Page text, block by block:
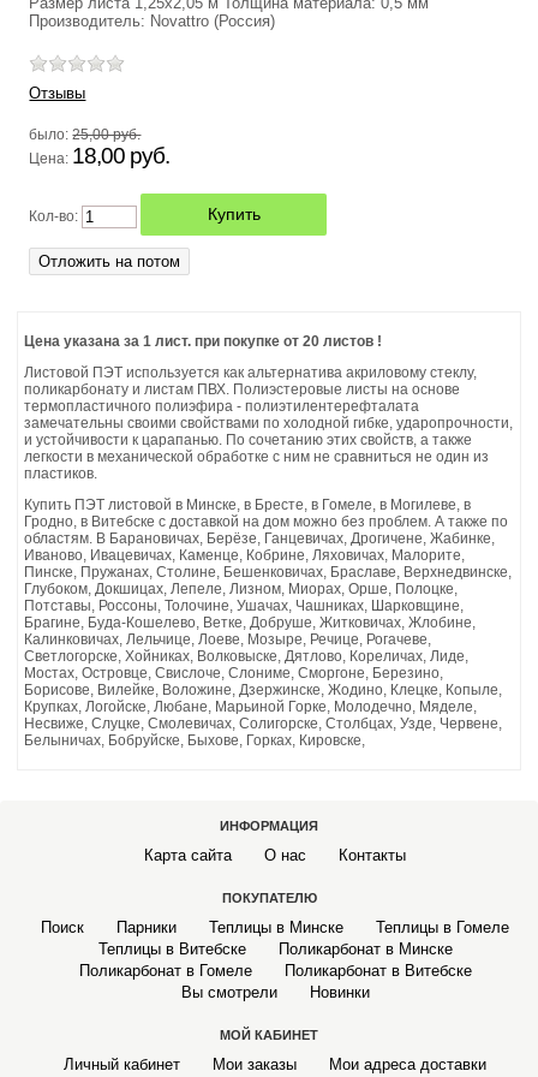
ТУАЛЕТ САДОВЫЙ
ЛИСТЫ НЕРЖАВЕЮЩЕЙ СТАЛИ (НЕРЖАВЕЙКА)
ПВХ ЛИСТОВОЙ ВСПЕНЕННЫЙ
ТЕЛЕЖКА САДОВАЯ
ШЕЗЛОНГИ
ЗАЩИТНЫЙ ЭКРАН НА ТЕЛЕВИЗОР
АРКА САДОВАЯ
Производитель: Novattro (Россия)
Отзывы
было: 25,00 руб.
Цена: 18,00 руб.
Кол-во:
Цена указана за 1 лист. при покупке от 20 листов !
Листовой ПЭТ используется как альтернатива акриловому стеклу,
поликарбонату и листам ПВХ. Полиэстеровые листы на основе
термопластичного полиэфира - полиэтилентерефталата
замечательны своими свойствами по холодной гибке, ударопрочности,
и устойчивости к царапанью. По сочетанию этих свойств, а также
легкости в механической обработке с ним не сравниться не один из
пластиков.
Купить ПЭТ листовой в Минске, в Бресте, в Гомеле, в Могилеве, в
Гродно, в Витебске с доставкой на дом можно без проблем. А также по
областям. В Барановичах, Берёзе, Ганцевичах, Дрогичене, Жабинке,
Иваново, Ивацевичах, Каменце, Кобрине, Ляховичах, Малорите,
Пинске, Пружанах, Столине, Бешенковичах, Браславе, Верхнедвинске,
Глубоком, Докшицах, Лепеле, Лизном, Миорах, Орше, Полоцке,
Потставы, Россоны, Толочине, Ушачах, Чашниках, Шарковщине,
Брагине, Буда-Кошелево, Ветке, Добруше, Житковичах, Жлобине,
Калинковичах, Лельчице, Лоеве, Мозыре, Речице, Рогачеве,
Светлогорске, Хойниках, Волковыске, Дятлово, Кореличах, Лиде,
Мостах, Островце, Свислоче, Слониме, Сморгоне, Березино,
Борисове, Вилейке, Воложине, Дзержинске, Жодино, Клецке, Копыле,
Крупках, Логойске, Любане, Марьиной Горке, Молодечно, Мяделе,
Несвиже, Слуцке, Смолевичах, Солигорске, Столбцах, Узде, Червене,
Белыничах, Бобруйске, Быхове, Горках, Кировске,
ИНФОРМАЦИЯ
Карта сайта О нас Контакты
ПОКУПАТЕЛЮ
Поиск Парники Теплицы в Минске
Теплицы в Гомеле
Теплицы в Витебске
Поликарбонат в Минске
Поликарбонат в Гомеле
Поликарбонат в Витебске
Вы смотрели
Новинки
МОЙ КАБИНЕТ
Личный кабинет Мои заказы
Мои адреса доставки